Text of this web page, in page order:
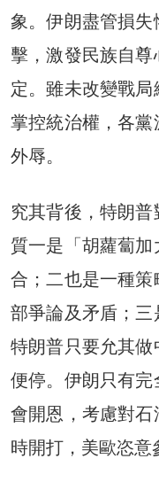
象。伊朗盡管損
擊，激發民族自
定。雖未改變戰
掌控統治權，各
外辱。
究其背後，特朗
質一是「胡蘿蔔
合；二也是一種
部爭論及矛盾；三
特朗普只要允其
便停。伊朗只有
會開恩，考慮對
時開打，美歐恣意